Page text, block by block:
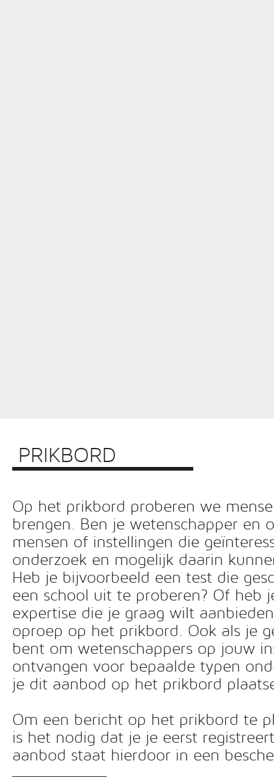
PRIKBORD
Op het prikbord proberen we
brengen. Ben je wetenschapper en
mensen of instellingen die
onderzoek en mogelijk daarin
Heb je bijvoorbeeld een test die
een school uit te proberen? Of heb
expertise die je graag wilt
oproep op het prikbord. Ook als je
bent om wetenschappers op jouw
ontvangen voor bepaalde typen
je dit aanbod op het prikbord
Om een bericht op het prikbord te
is het nodig dat je je eerst
aanbod staat hierdoor in een